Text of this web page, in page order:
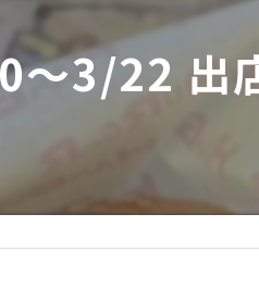
〜3/22